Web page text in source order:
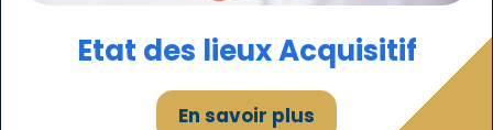
Etat des lieux Acquisitif
En savoir plus